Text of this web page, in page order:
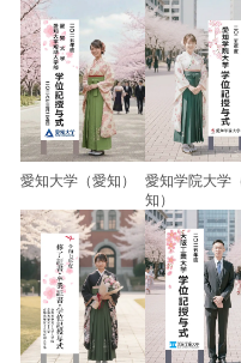
愛知大学（愛知）
愛知学院大学
知）